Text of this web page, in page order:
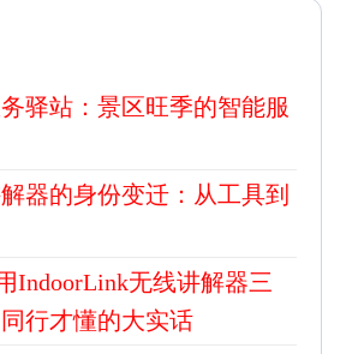
驿站：景区旺季的智能服
器的身份变迁：从工具到
IndoorLink无线讲解器三
行才懂的大实话